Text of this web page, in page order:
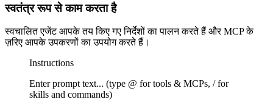
स्वतंत्र रूप से काम करता है
स्वचालित एजेंट आपके तय किए गए निर्देशों का पालन करते हैं और MCP के
ज़रिए आपके उपकरणों का उपयोग करते हैं।
Instructions
Enter prompt text... (type @ for tools & MCPs, / for
skills and commands)